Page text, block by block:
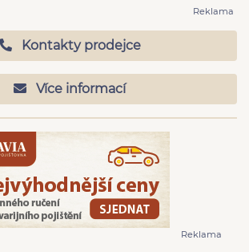
Reklama
Kontakty prodejce
Více informací
Reklama